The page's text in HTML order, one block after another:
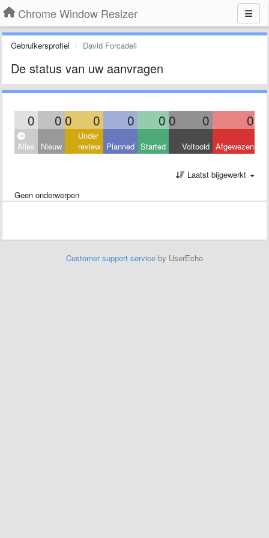
Chrome Window Resizer
Gebruikersprofiel David Forcadell
De status van uw aanvragen
0 0 0 0 0 0 0 0 0
Alles Nieuw
Under
review Planned Started Voltooid Afgewezen
Laatst bijgewerkt
Geen onderwerpen
Customer support service by UserEcho